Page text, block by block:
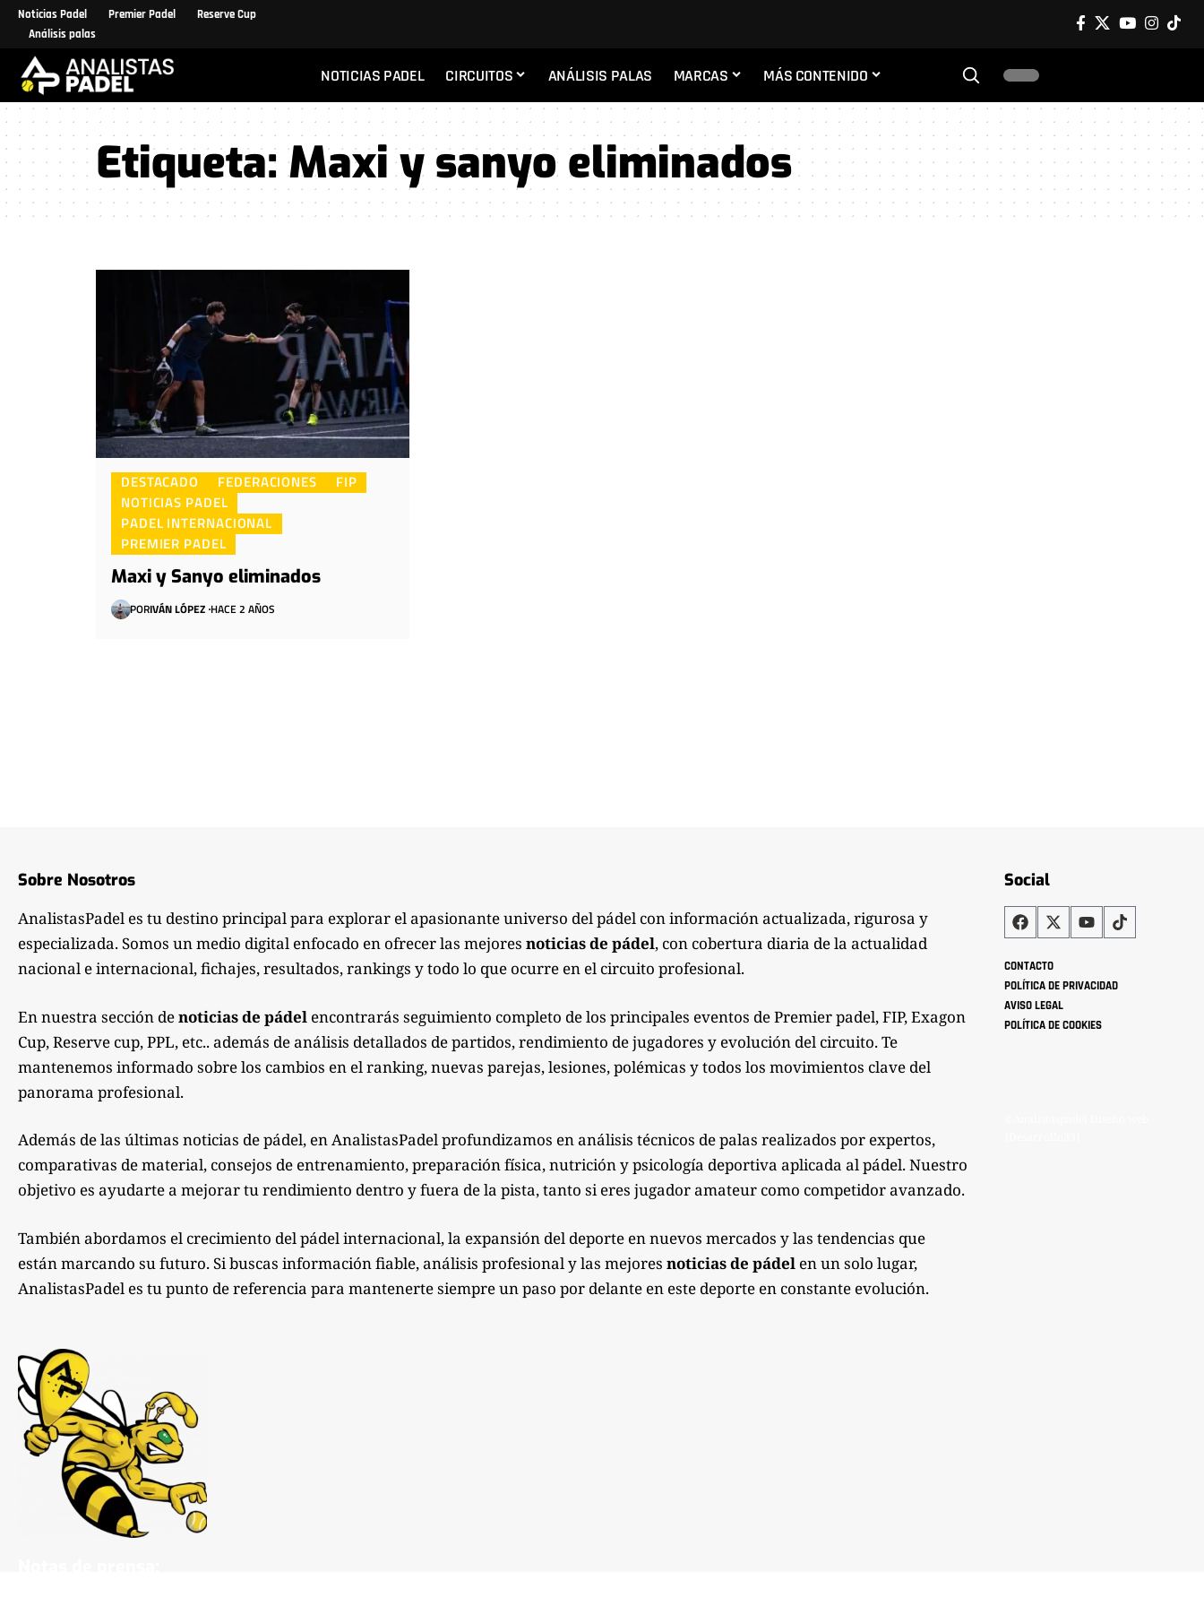
Noticias Padel Premier Padel
Reserve Cup
Análisis palas
NOTICIAS PADEL CIRCUITOS ANÁLISIS PALAS MARCAS MÁS CONTENIDO
Etiqueta:Maxi y sanyo eliminados
DESTACADO FEDERACIONES
FIP
NOTICIAS PADEL
PADEL INTERNACIONAL
PREMIER PADEL
Maxi y Sanyo eliminados
PORIVÁN LÓPEZ HACE 2 AÑOS
Sobre Nosotros
AnalistasPadel es tu destino principal para explorar el apasionante universo del pádel con información actualizada, rigurosa y
especializada. Somos un medio digital enfocado en ofrecer las mejores noticias de pádel, con cobertura diaria de la actualidad
nacional e internacional, fichajes, resultados, rankings y todo lo que ocurre en el circuito profesional.
En nuestra sección denoticias de pádel encontrarás seguimiento completo de los principales eventos de Premier padel, FIP, Exagon
Cup, Reserve cup, PPL, etc.. además de análisis detallados de partidos, rendimiento de jugadores y evolución del circuito. Te
mantenemos informado sobre los cambios en el ranking, nuevas parejas, lesiones, polémicas y todos los movimientos clave del
panorama profesional.
Además de las últimas noticias de pádel, en AnalistasPadel profundizamos en análisis técnicos de palas realizados por expertos,
comparativas de material, consejos de entrenamiento, preparación física, nutrición y psicología deportiva aplicada al pádel. Nuestro
objetivo es ayudarte a mejorar tu rendimiento dentro y fuera de la pista, tanto si eres jugador amateur como competidor avanzado.
También abordamos el crecimiento del pádel internacional, la expansión del deporte en nuevos mercados y las tendencias que
están marcando su futuro. Si buscas información fiable, análisis profesional y las mejores noticias de pádel en un solo lugar,
AnalistasPadel es tu punto de referencia para mantenerte siempre un paso por delante en este deporte en constante evolución.
Social
CONTACTO
POLÍTICA DE PRIVACIDAD
AVISO LEGAL
POLÍTICA DE COOKIES